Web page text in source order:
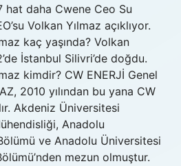
daha Cwene Ceo Su
Volkan Yılmaz açıklıyor.
kaç yaşında? Volkan
İstanbul Silivri’de doğdu.
kimdir? CW ENERJİ Genel
2010 yılından bu yana CW
Akdeniz Üniversitesi
Anadolu
ve Anadolu Üniversitesi
mezun olmuştur.